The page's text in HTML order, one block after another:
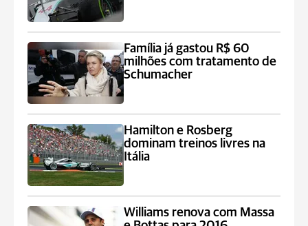
Família já gastou R$ 60
milhões com tratamento de
Schumacher
Hamilton e Rosberg
dominam treinos livres na
Itália
Williams renova com Massa